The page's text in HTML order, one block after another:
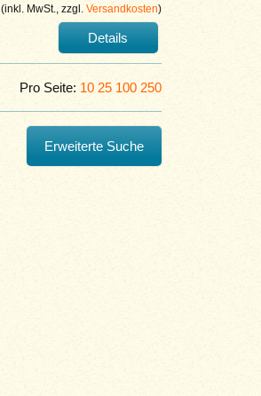
(inkl. MwSt., zzgl. Versandkosten)
Details
Pro Seite: 10 25 100 250